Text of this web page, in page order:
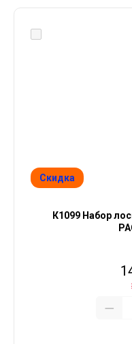
Скидка
К1099 Набор